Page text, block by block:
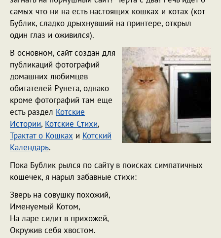
самых что ни на есть настоящих кошках и котах (кот
Бублик, сладко дрыхнувший на принтере, открыл
один глаз и оживился).
В основном, сайт создан для
публикаций фотографий
домашних любимцев
обитателей Рунета, однако
кроме фотографий там еще
есть раздел Котские
Истории, Котские Стихи,
Трактат о Кошках и Котский
Календарь.
Пока Бублик рылся по сайту в поисках симпатичных
кошечек, я нарыл забавные стихи:
Зверь на совушку похожий,
Именуемый Котом,
На ларе сидит в прихожей,
Окружив себя хвостом.